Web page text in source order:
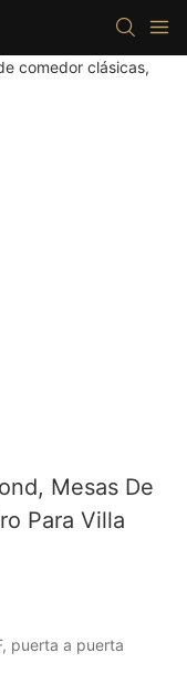
Mesas De
Para Villa
puerta a puerta